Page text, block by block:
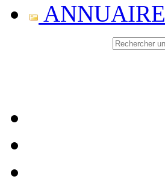
ANNUAIRE